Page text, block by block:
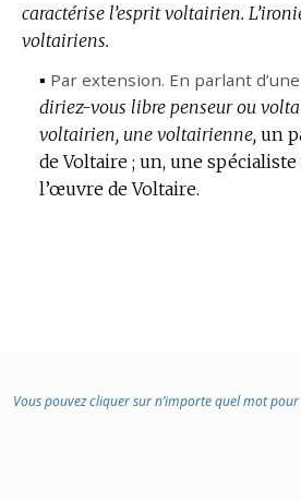
caractérise l’esprit voltairien.
voltairiens.
▪ Par extension. En parlant
diriez-vous libre penseur ou
voltairien, une voltairienne, un
de Voltaire ; un, une spécialiste
l’œuvre de Voltaire.
Vous pouvez cliquer sur n’importe quel mot